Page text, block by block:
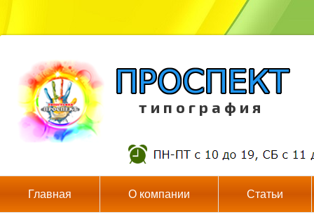
т и п о г р а ф и я
Главная О компании Статьи